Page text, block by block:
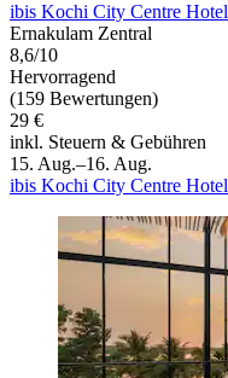
ibis Kochi City Centre Hotel
Ernakulam Zentral
8,6/10
Hervorragend
(159 Bewertungen)
29 €
inkl. Steuern & Gebühren
15. Aug.–16. Aug.
ibis Kochi City Centre Hotel